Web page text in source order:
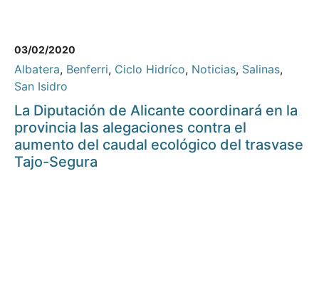
03/02/2020
Albatera, Benferri, Ciclo Hidríco, Noticias, Salinas,
San Isidro
La Diputación de Alicante coordinará en la
provincia las alegaciones contra el
aumento del caudal ecológico del trasvase
Tajo-Segura